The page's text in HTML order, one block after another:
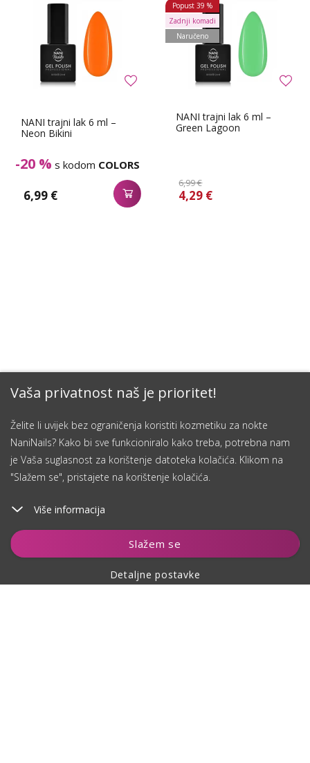
Vaša privatnost naš je prioritet!
Želite li uvijek bez ograničenja koristiti kozmetiku za nokte
NaniNails? Kako bi sve funkcioniralo kako treba, potrebna nam
je Vaša suglasnost za korištenje datoteka kolačića. Klikom na
"Slažem se", pristajete na korištenje kolačića.
Više informacija
Slažem se
Detaljne postavke
NANI trajni lak 6 ml –
Neon Bikini
-20 % s kodom COLORS
6,99 €
NANI trajni lak 6 ml –
Green Lagoon
6,99 €
4,29 €
Popust 39 %
Zadnji komadi
Naručeno